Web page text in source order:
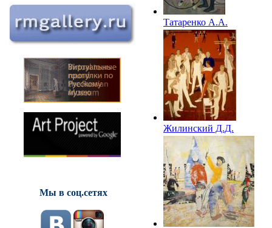
Мы в соц.сетях
Татаренко А.А.
Гимнастки. 1965
Жилинский Д.Д.
Гимнасты СССР.
1964 – 1965